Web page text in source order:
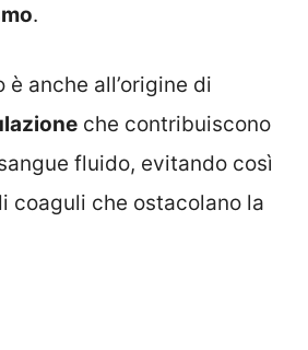
.
anche all’origine di
che contribuiscono
fluido, evitando così
coaguli che ostacolano la